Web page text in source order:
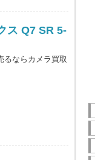
ス Q7 SR 5-
るならカメラ買取